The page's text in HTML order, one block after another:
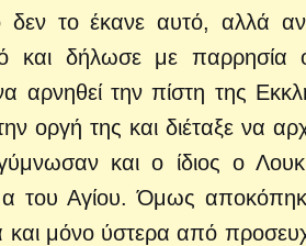
το έκανε αυτό, αλλά
και δήλωσε με παρρησία
αρνηθεί την πίστη της
οργή της και διέταξε να
και ο ίδιος ο
του Αγίου. Όμως
και μόνο ύστερα από